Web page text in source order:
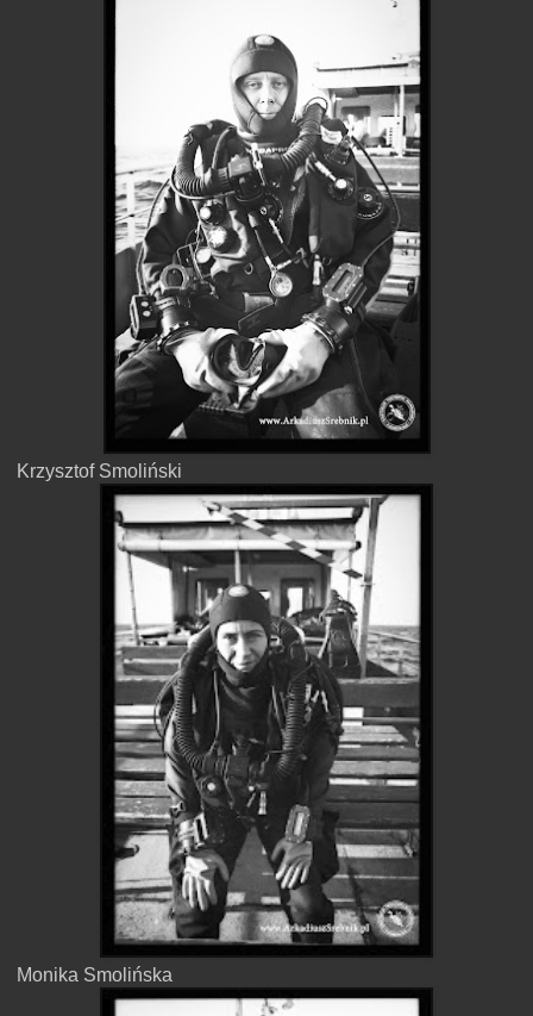
Krzysztof Smoliński
Monika Smolińska